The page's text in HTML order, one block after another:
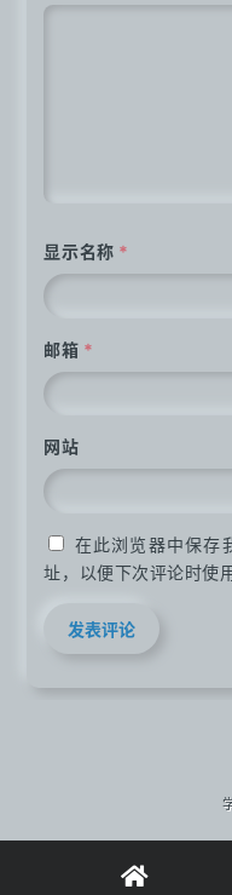
显示名称 *
邮箱 *
网站
在此浏览器中保存
址，以便下次评论时使用